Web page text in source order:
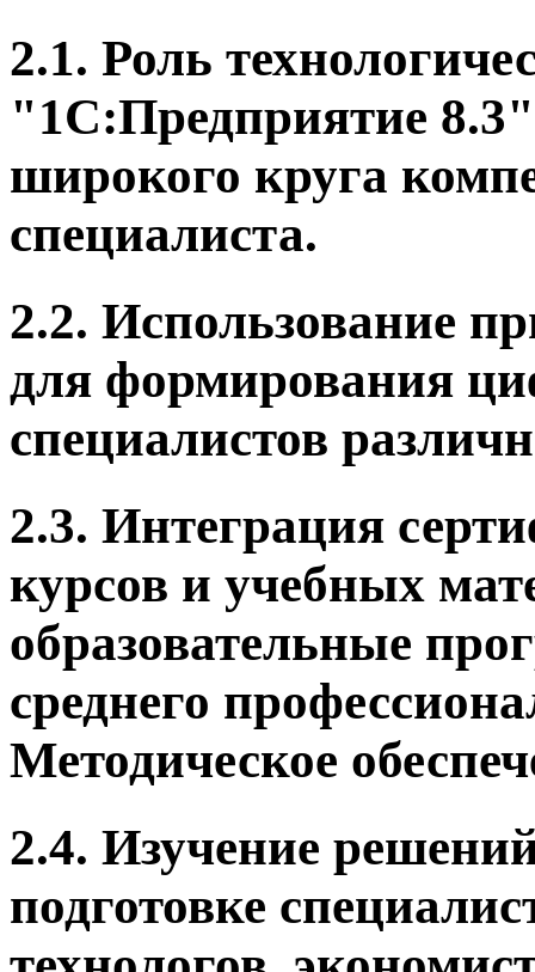
2.1. Роль
"1С:Предприятие
широкого круга
специалиста.
2.2. Использование
для формирования
специалистов
2.3. Интеграция
курсов и учебных
образовательные
среднего
Методическое
2.4. Изучение
подготовке